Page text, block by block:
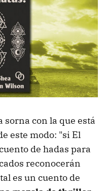
con la que está
este modo: "si El
de hadas para
reconocerán
es un cuento de